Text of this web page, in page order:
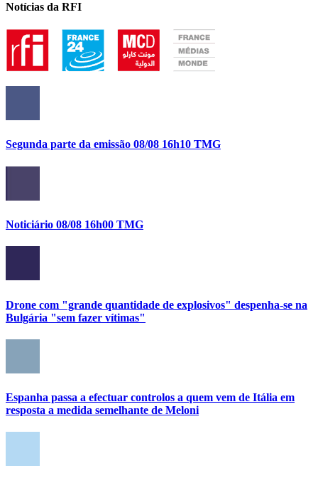
Notícias da RFI
Segunda parte da emissão 08/08 16h10 TMG
Noticiário 08/08 16h00 TMG
Drone com "grande quantidade de explosivos" despenha-se na
Bulgária "sem fazer vítimas"
Espanha passa a efectuar controlos a quem vem de Itália em
resposta a medida semelhante de Meloni